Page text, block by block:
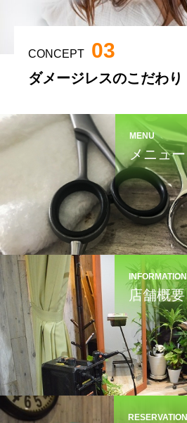
CONCEPT 03
ダメージレスのこだわり
MENU
メニュー
INFORMATION
店舗概要
RESERVATION